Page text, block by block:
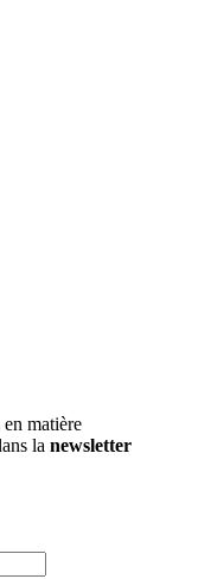
matière
la newsletter